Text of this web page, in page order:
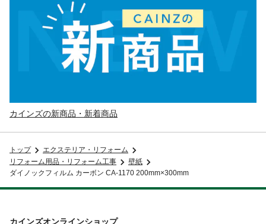
カインズの新商品・新着商品
トップ
エクステリア・リフォーム
リフォーム用品・リフォーム工事
壁紙
ダイノックフィルム カーボン CA-1170 200mm×300mm
カインズオンラインショップ